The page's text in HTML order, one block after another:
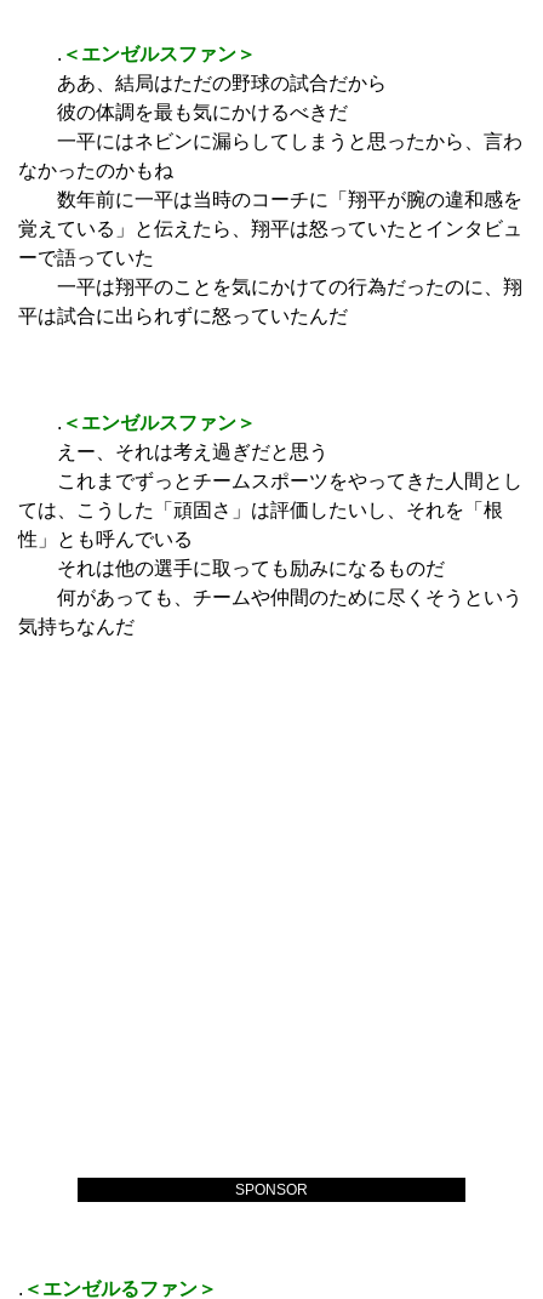
SPONSOR
. ＜エンゼルスファン＞
ああ、結局はただの野球の試合だから
彼の体調を最も気にかけるべきだ
一平にはネビンに漏らしてしまうと思ったから、言わ
なかったのかもね
数年前に一平は当時のコーチに「翔平が腕の違和感を
覚えている」と伝えたら、翔平は怒っていたとインタビュ
ーで語っていた
一平は翔平のことを気にかけての行為だったのに、翔
平は試合に出られずに怒っていたんだ
. ＜エンゼルスファン＞
えー、それは考え過ぎだと思う
これまでずっとチームスポーツをやってきた人間とし
ては、こうした「頑固さ」は評価したいし、それを「根
性」とも呼んでいる
それは他の選手に取っても励みになるものだ
何があっても、チームや仲間のために尽くそうという
気持ちなんだ
. ＜エンゼルるファン＞